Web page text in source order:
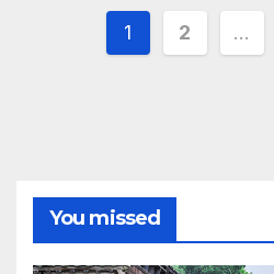
Posts
1 2 …
You missed